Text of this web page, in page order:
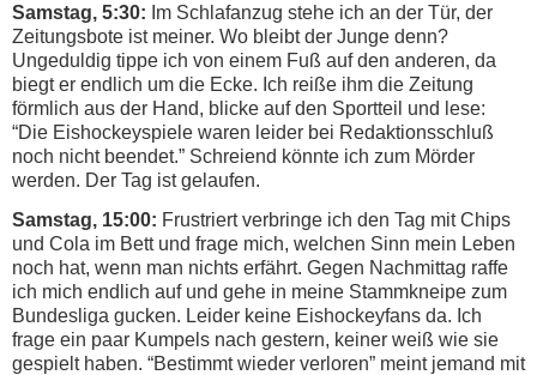
Samstag, 5:30: Im Schlafanzug stehe ich an der Tür, der
Zeitungsbote ist meiner. Wo bleibt der Junge denn?
Ungeduldig tippe ich von einem Fuß auf den anderen, da
biegt er endlich um die Ecke. Ich reiße ihm die Zeitung
förmlich aus der Hand, blicke auf den Sportteil und lese:
“Die Eishockeyspiele waren leider bei Redaktionsschluß
noch nicht beendet.” Schreiend könnte ich zum Mörder
werden. Der Tag ist gelaufen.
Samstag, 15:00: Frustriert verbringe ich den Tag mit Chips
und Cola im Bett und frage mich, welchen Sinn mein Leben
noch hat, wenn man nichts erfährt. Gegen Nachmittag raffe
ich mich endlich auf und gehe in meine Stammkneipe zum
Bundesliga gucken. Leider keine Eishockeyfans da. Ich
frage ein paar Kumpels nach gestern, keiner weiß wie sie
gespielt haben. “Bestimmt wieder verloren” meint jemand mit